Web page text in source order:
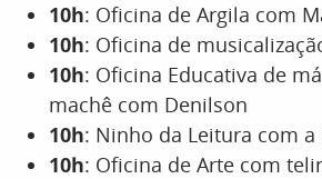
10h: Oficina de Argila com
10h: Oficina de
10h: Oficina Educativa de
machê com Denilson
10h: Ninho da Leitura com a
10h: Oficina de Arte com